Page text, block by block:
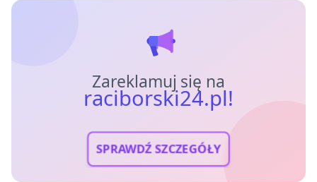
Zareklamuj się na
raciborski24.pl!
SPRAWDŹ SZCZEGÓŁY